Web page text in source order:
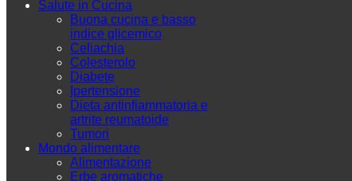
Salute in Cucina
Buona cucina e basso
indice glicemico
Celiachia
Colesterolo
Diabete
Ipertensione
Dieta antinfiammatoria e
artrite reumatoide
Tumori
Mondo alimentare
Alimentazione
Erbe aromatiche